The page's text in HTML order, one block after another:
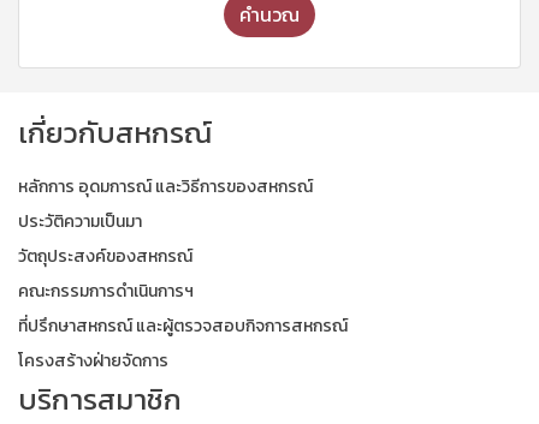
คำนวณ
เกี่ยวกับสหกรณ์
หลักการ อุดมการณ์ และวิธีการของสหกรณ์
ประวัติความเป็นมา
วัตถุประสงค์ของสหกรณ์
คณะกรรมการดำเนินการฯ
ที่ปรึกษาสหกรณ์ และผู้ตรวจสอบกิจการสหกรณ์
โครงสร้างฝ่ายจัดการ
บริการสมาชิก